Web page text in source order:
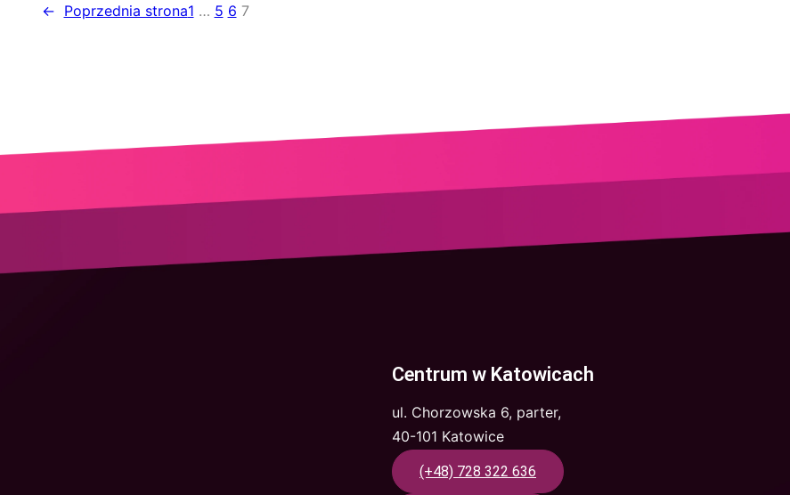
← Poprzednia strona1 … 5 6 7
Centrum w Katowicach
ul. Chorzowska 6, parter,
40-101 Katowice
(+48) 728 322 636